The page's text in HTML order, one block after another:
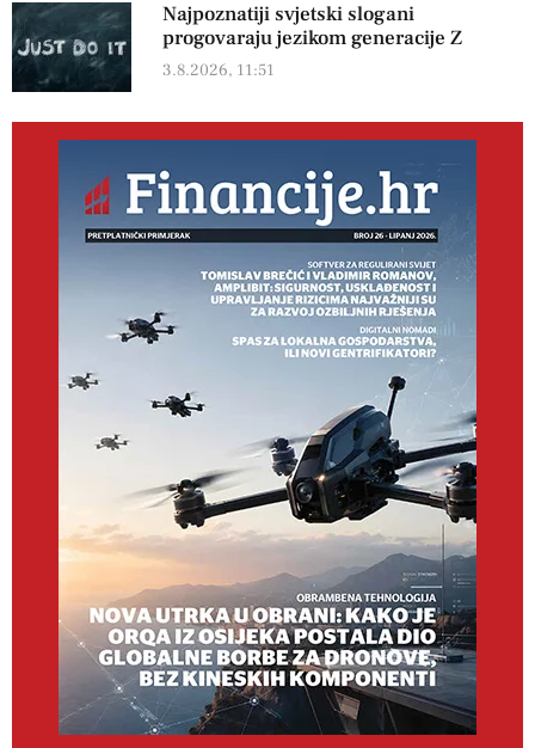
Najpoznatiji svjetski slogani
progovaraju jezikom generacije Z
3.8.2026, 11:51